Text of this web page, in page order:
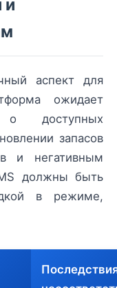
и
аспект для
ожидает
о доступных
запасов
и негативным
должны быть
в режиме,